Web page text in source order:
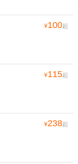
¥100起
¥115起
¥238起